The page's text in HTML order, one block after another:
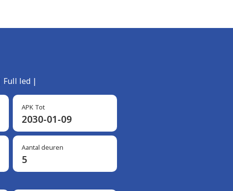
Full led |
APK Tot
2030-01-09
Aantal deuren
5